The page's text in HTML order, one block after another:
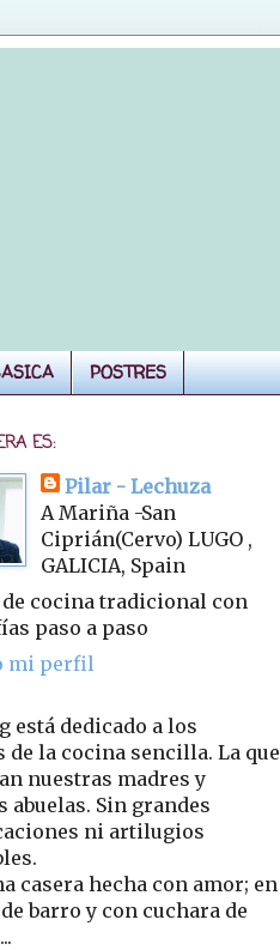
POSTRES
ES:
Pilar - Lechuza
A Mariña -San
Ciprián(Cervo) LUGO ,
GALICIA, Spain
de cocina tradicional con
paso a paso
mi perfil
está dedicado a los
de la cocina sencilla. La que
nuestras madres y
abuelas. Sin grandes
ni artilugios
casera hecha con amor; en
barro y con cuchara de